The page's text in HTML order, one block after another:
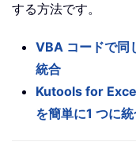
する方法です。
VBA コードで同
統合
Kutools for
を簡単に1 つに